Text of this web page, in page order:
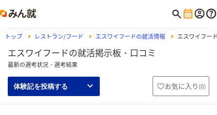
トップ レストラン/フード エスワイフードの就活情報 エスワイフー
エスワイフードの就活掲示板・口コミ
最新の選考状況・選考結果
体験記を投稿する お気に入り (0)